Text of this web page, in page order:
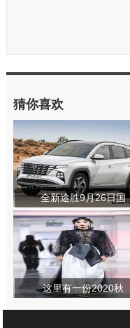
猜你喜欢
全新途胜9月26日国
这里有一份2020秋